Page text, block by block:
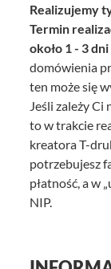
Realizujemy
Termin
około 1 - 3
domówienia
ten może się
Jeśli zależy
to w trakcie
kreatora T-
potrzebujesz
płatność, a w
NIP.